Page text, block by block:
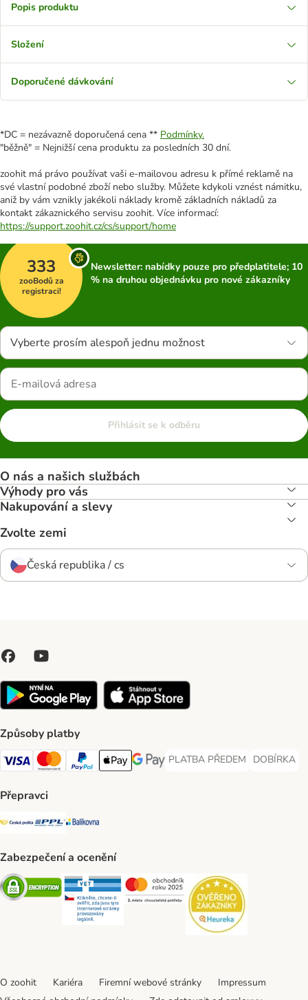
Popis produktu
Složení
Doporučené dávkování
*DC = nezávazně doporučená cena ** Podmínky.
"běžně" = Nejnižší cena produktu za posledních 30 dní.
zoohit má právo používat vaši e-mailovou adresu k přímé reklamě na
své vlastní podobné zboží nebo služby. Můžete kdykoli vznést námitku,
aniž by vám vznikly jakékoli náklady kromě základních nákladů za
kontakt zákaznického servisu zoohit. Více informací:
https://support.zoohit.cz/cs/support/home
333
zooBodů za
registraci!
Newsletter: nabídky pouze pro předplatitele; 10
% na druhou objednávku pro nové zákazníky
Vyberte prosím alespoň jednu možnost
Přihlásit se k odběru
O nás a našich službách
Výhody pro vás
Nakupování a slevy
Zvolte zemi
Česká republika / cs
Způsoby platby
Visa Payment Method
Mastercard Payment Method
PayPal Payment Method
Apple pay Payment Method
GooglePay Payment Method
PLATBA PŘEDEM
PLATBA PŘEDEM Payment
DOBÍRKA
DOBÍRKA
Přepravci
Česká pošta Shipping Method
PPL Shipping Method
Balíkovna Shipping Method
Zabezpečení a ocenění
Security Security Security
O zoohit Kariéra Firemní webové stránky
Impressum